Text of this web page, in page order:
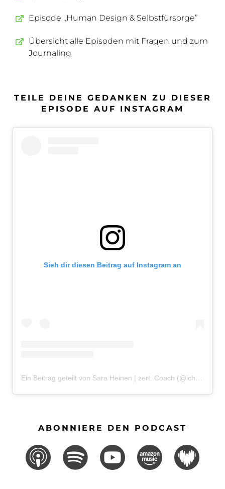
Episode „Human Design & Selbstfürsorge”
Übersicht alle Episoden mit Fragen und zum
Journaling
TEILE DEINE GEDANKEN ZU DIESER
EPISODE AUF INSTAGRAM
Sieh dir diesen Beitrag auf Instagram an
Ein Beitrag geteilt von Sara Heinen | zert. Coach (@ichbinsaraheinen)
ABONNIERE DEN PODCAST